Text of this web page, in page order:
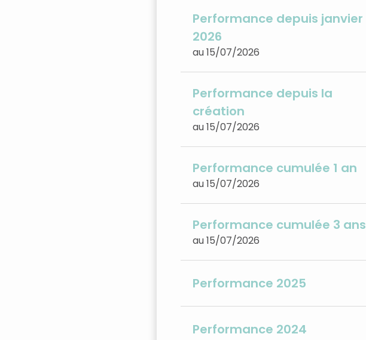
Performance depuis janvier
2026
au 15/07/2026
Performance depuis la
création
au 15/07/2026
Performance cumulée 1 an
au 15/07/2026
Performance cumulée 3 ans
au 15/07/2026
Performance 2025
Performance 2024